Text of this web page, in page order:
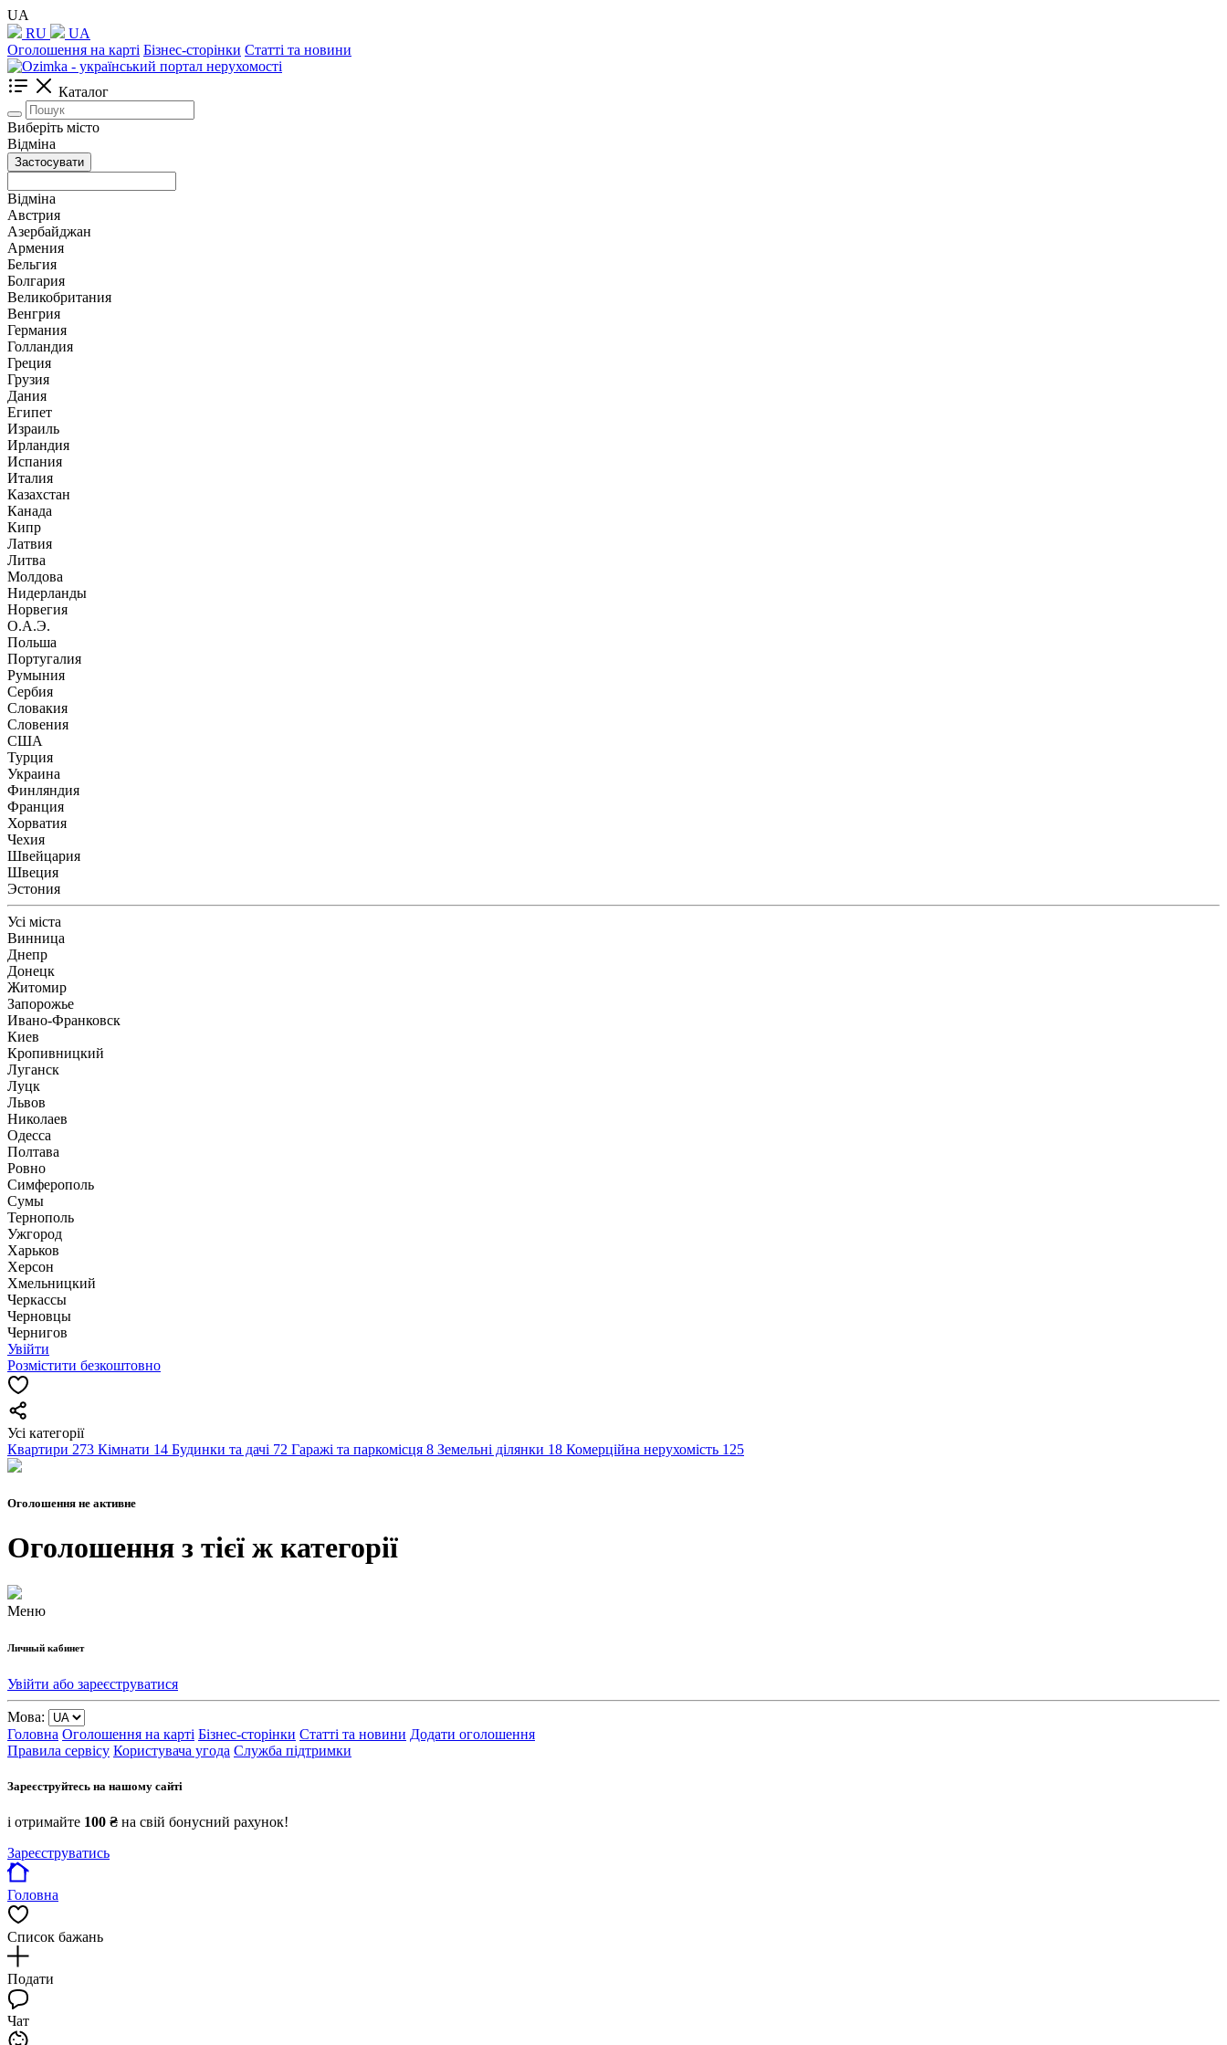
UA
RU
UA
Оголошення на карті Бізнес-сторінки Статті та новини
Каталог
Виберіть місто
Відміна
Застосувати
Відміна
Австрия
Азербайджан
Армения
Бельгия
Болгария
Великобритания
Венгрия
Германия
Голландия
Греция
Грузия
Дания
Египет
Израиль
Ирландия
Испания
Италия
Казахстан
Канада
Кипр
Латвия
Литва
Молдова
Нидерланды
Норвегия
О.А.Э.
Польша
Португалия
Румыния
Сербия
Словакия
Словения
США
Турция
Украина
Финляндия
Франция
Хорватия
Чехия
Швейцария
Швеция
Эстония
Усі міста
Винница
Днепр
Донецк
Житомир
Запорожье
Ивано-Франковск
Киев
Кропивницкий
Луганск
Луцк
Львов
Николаев
Одесса
Полтава
Ровно
Симферополь
Сумы
Тернополь
Ужгород
Харьков
Херсон
Хмельницкий
Черкассы
Чернoвцы
Чернигов
Увійти
Розмістити безкоштовно
Усі категорії
Квартири 273 Кімнати 14 Будинки та дачі 72 Гаражі та паркомісця 8 Земельні ділянки 18 Комерційна нерухомість 125
Оголошення не активне
Оголошення з тієї ж категорії
Меню
Личный кабинет
Увійти або зареєструватися
Мова:
Головна Оголошення на карті Бізнес-сторінки Статті та новини Додати оголошення
Правила сервісу Користувача угода Служба підтримки
Зареєструйтесь на нашому сайті
і отримайте 100 ₴ на свій бонусний рахунок!
Зареєструватись
Головна
Список бажань
Подати
Чат